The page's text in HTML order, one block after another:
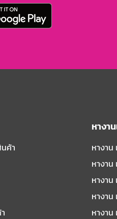
ค้า
หางา
หางาน
หางาน
หางาน
หางาน
หางาน